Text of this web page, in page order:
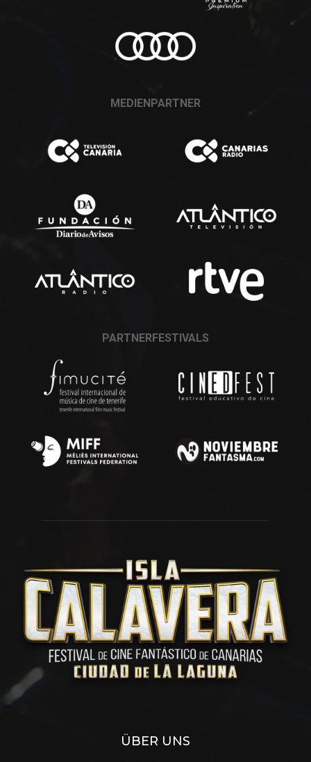
MEDIENPARTNER
PARTNERFESTIVALS
ÜBER UNS